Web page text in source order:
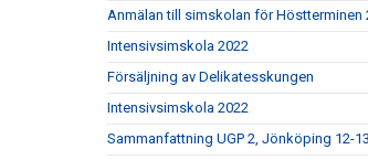
Anmälan till simskolan för Höstterminen
Intensivsimskola 2022
Försäljning av Delikatesskungen
Intensivsimskola 2022
Sammanfattning UGP 2, Jönköping 12-